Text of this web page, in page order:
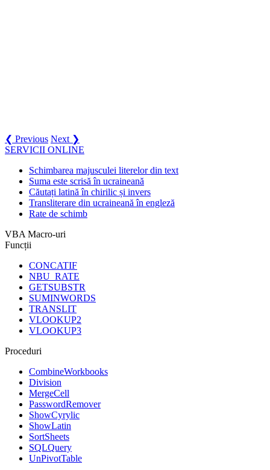
❮ Previous Next ❯
SERVICII ONLINE
Schimbarea majusculei literelor din text
Suma este scrisă în ucraineană
Căutați latină în chirilic și invers
Transliterare din ucraineană în engleză
Rate de schimb
VBA Macro-uri
Funcții
CONCATIF
NBU_RATE
GETSUBSTR
SUMINWORDS
TRANSLIT
VLOOKUP2
VLOOKUP3
Proceduri
CombineWorkbooks
Division
MergeCell
PasswordRemover
ShowCyrylic
ShowLatin
SortSheets
SQLQuery
UnPivotTable